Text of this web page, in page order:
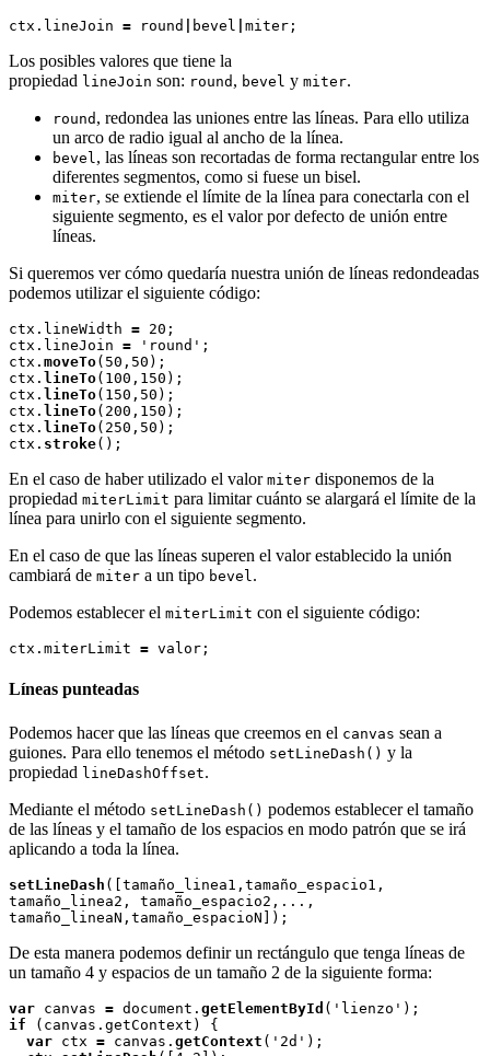
ctx.lineJoin = round bevel
Los posibles valores que tiene la
propiedad lineJoin son: round , bevel y miter.
round , redondea las uniones entre las líneas. Para ello utiliza
un arco de radio igual al ancho de la línea.
bevel , las líneas son recortadas de forma rectangular entre los
diferentes segmentos, como si fuese un bisel.
miter, se extiende el límite de la línea para conectarla con el
siguiente segmento, es el valor por defecto de unión entre
líneas.
Si queremos ver cómo quedaría nuestra unión de líneas redondeadas
podemos utilizar el siguiente código:
ctx.lineWidth = 20;
ctx.lineJoin = 'round';
ctx. moveTo(50,50);
ctx. lineTo(100,150);
ctx. lineTo(150,50);
ctx. lineTo(200,150);
ctx. lineTo(250,50);
ctx. stroke
En el caso de haber utilizado el valor miter disponemos de la
propiedad miterLimit para limitar cuánto se alargará el límite de la
línea para unirlo con el siguiente segmento.
En el caso de que las líneas superen el valor establecido la unión
cambiará de miter a un tipo bevel .
Podemos establecer el miterLimit con el siguiente código:
ctx.miterLimit =
Líneas punteadas
Podemos hacer que las líneas que creemos en el canvas sean a
guiones. Para ello tenemos el método setLineDash() y la
propiedad lineDashOffset.
Mediante el método setLineDash() podemos establecer el tamaño
de las líneas y el tamaño de los espacios en modo patrón que se irá
aplicando a toda la línea.
setLineDash ([tamaño_linea1,tamaño_espacio1,
tamaño_linea2, tamaño_espacio2,...,
De esta manera podemos definir un rectángulo que tenga líneas de
un tamaño 4 y espacios de un tamaño 2 de la siguiente forma:
var canvas = document. getElementById
if
(canvas.getContext) {
var ctx = canvas. getContext ('2d');